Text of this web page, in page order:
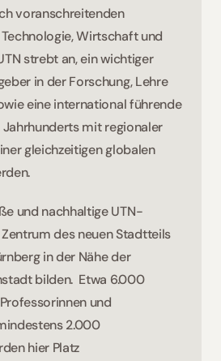
voranschreitenden
Wirtschaft und
strebt an, ein wichtiger
in der Forschung, Lehre
eine international führende
Jahrhunderts mit regionaler
gleichzeitigen globalen
und nachhaltige UTN-
des neuen Stadtteils
in der Nähe der
bilden.  Etwa 6.000
und
2.000
hier Platz